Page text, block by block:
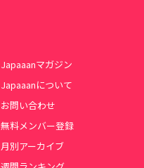
Japaaanマガジン
Japaaanについて
お問い合わせ
無料メンバー登録
月別アーカイブ